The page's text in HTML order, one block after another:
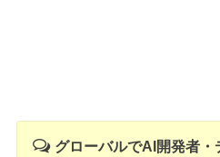
グローバルでAI開発者・